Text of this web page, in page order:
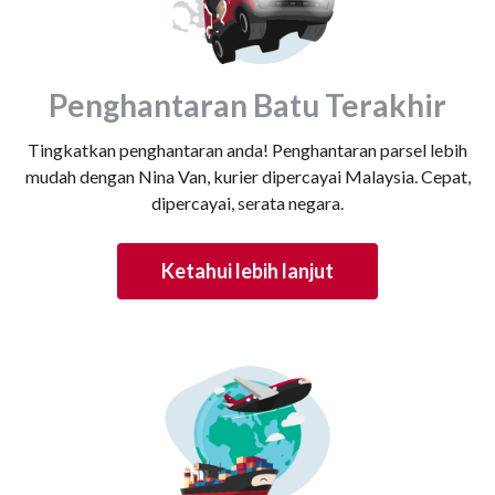
Penghantaran Batu Terakhir
Tingkatkan penghantaran anda! Penghantaran parsel lebih
mudah dengan Nina Van, kurier dipercayai Malaysia. Cepat,
dipercayai, serata negara.
Ketahui lebih lanjut